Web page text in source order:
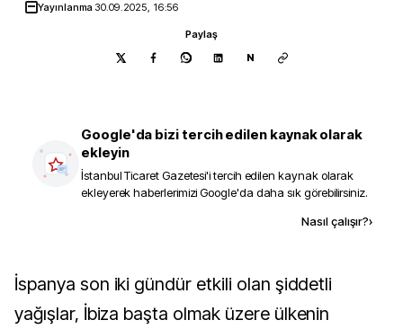
Yayınlanma 30.09.2025, 16:56
Paylaş
N
Google'da bizi tercih edilen kaynak olarak
ekleyin
İstanbul Ticaret Gazetesi'i tercih edilen kaynak olarak
ekleyerek haberlerimizi Google'da daha sık görebilirsiniz.
Nasıl çalışır?›
İspanya son iki gündür etkili olan şiddetli
yağışlar, İbiza başta olmak üzere ülkenin